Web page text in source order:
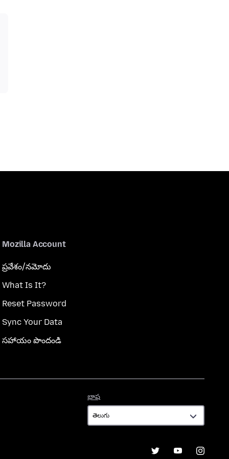
Mozilla Account
ప్రవేశం/నమోదు
What Is It?
Reset Password
Sync Your Data
సహాయం పొందండి
భాష